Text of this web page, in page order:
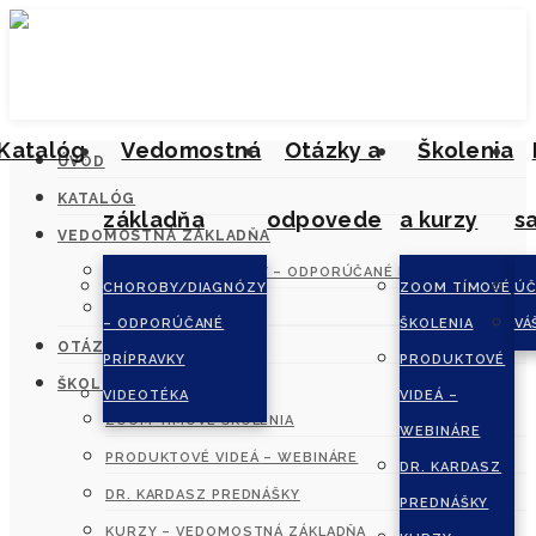
Vedomostná
základňa
CHOROBY/DIAGNÓZY
– ODPORÚČANÉ
PRÍPRAVKY
VIDEOTÉKA
Otázky a
odpovede
Školenia
a kurzy
ZOOM TÍMOVÉ
ŠKOLENIA
PRODUKTOVÉ
VIDEÁ –
WEBINÁRE
DR. KARDASZ
PREDNÁŠKY
ÚVOD
KATALÓG
VEDOMOSTNÁ ZÁKLADŇA
CHOROBY/DIAGNÓZY – ODPORÚČANÉ PRÍPRAVKY
OTÁZKY A ODPOVEDE
ŠKOLENIA A KURZY
ZOOM TÍMOVÉ ŠKOLENIA
PRODUKTOVÉ VIDEÁ – WEBINÁRE
DR. KARDASZ PREDNÁŠKY
KURZY – VEDOMOSTNÁ ZÁKLADŇA